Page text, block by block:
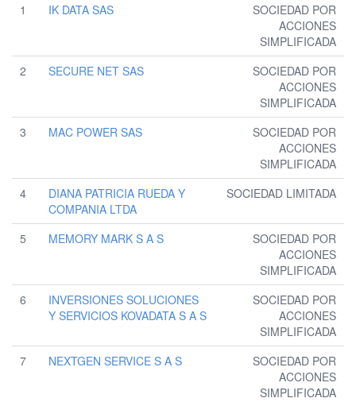
1 IK DATA SAS
SOCIEDAD POR
ACCIONES
SIMPLIFICADA
2
SECURE NET SAS
SOCIEDAD POR
ACCIONES
SIMPLIFICADA
3
MAC POWER SAS
SOCIEDAD POR
ACCIONES
SIMPLIFICADA
4
DIANA PATRICIA RUEDA Y
COMPANIA LTDA
SOCIEDAD LIMITADA
5 MEMORY MARK S A S
SOCIEDAD POR
ACCIONES
SIMPLIFICADA
6
INVERSIONES SOLUCIONES
Y SERVICIOS KOVADATA S A S
SOCIEDAD POR
ACCIONES
SIMPLIFICADA
7
NEXTGEN SERVICE S A S
SOCIEDAD POR
ACCIONES
SIMPLIFICADA